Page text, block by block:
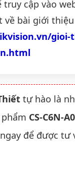
truy cập vào
về bài giới thiệu
gioi-
tự hào là
CS-C6N-
để được tư